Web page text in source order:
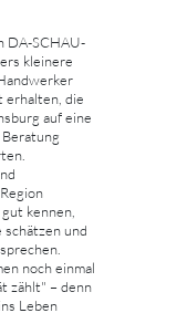
DA-SCHAU-
kleinere
erhalten, die
auf eine
kennen,
und
noch einmal
zählt" – denn
Leben